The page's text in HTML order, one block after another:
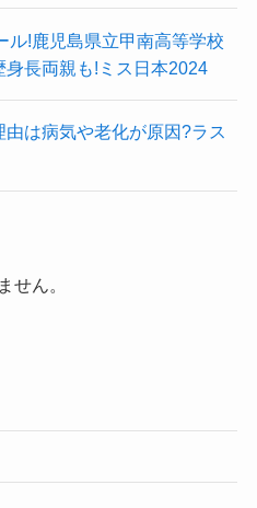
ル!鹿児島県立甲南高等学校
身長両親も!ミス日本2024
は病気や老化が原因?ラス
せん。